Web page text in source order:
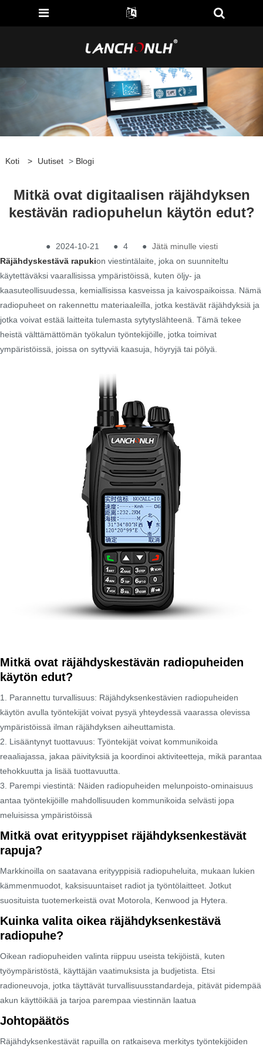
Koti > Uutiset > Blogi
Mitkä ovat digitaalisen räjähdyksen
kestävän radiopuhelun käytön edut?
● 2024-10-21 ● 4 ● Jätä minulle viesti
Räjähdyskestävä rapukion viestintälaite, joka on suunniteltu
käytettäväksi vaarallisissa ympäristöissä, kuten öljy- ja
kaasuteollisuudessa, kemiallisissa kasveissa ja kaivospaikoissa. Nämä
radiopuheet on rakennettu materiaaleilla, jotka kestävät räjähdyksiä ja
jotka voivat estää laitteita tulemasta sytytyslähteenä. Tämä tekee
heistä välttämättömän työkalun työntekijöille, jotka toimivat
ympäristöissä, joissa on syttyviä kaasuja, höyryjä tai pölyä.
Mitkä ovat räjähdyskestävän radiopuheiden
käytön edut?
1. Parannettu turvallisuus: Räjähdyksenkestävien radiopuheiden
käytön avulla työntekijät voivat pysyä yhteydessä vaarassa olevissa
ympäristöissä ilman räjähdyksen aiheuttamista.
2. Lisääntynyt tuottavuus: Työntekijät voivat kommunikoida
reaaliajassa, jakaa päivityksiä ja koordinoi aktiviteetteja, mikä parantaa
tehokkuutta ja lisää tuottavuutta.
3. Parempi viestintä: Näiden radiopuheiden melunpoisto-ominaisuus
antaa työntekijöille mahdollisuuden kommunikoida selvästi jopa
meluisissa ympäristöissä
Mitkä ovat erityyppiset räjähdyksenkestävät
rapuja?
Markkinoilla on saatavana erityyppisiä radiopuheluita, mukaan lukien
kämmenmuodot, kaksisuuntaiset radiot ja työntölaitteet. Jotkut
suosituista tuotemerkeistä ovat Motorola, Kenwood ja Hytera.
Kuinka valita oikea räjähdyksenkestävä
radiopuhe?
Oikean radiopuheiden valinta riippuu useista tekijöistä, kuten
työympäristöstä, käyttäjän vaatimuksista ja budjetista. Etsi
radioneuvoja, jotka täyttävät turvallisuusstandardeja, pitävät pidempää
akun käyttöikää ja tarjoa parempaa viestinnän laatua
Johtopäätös
Räjähdyksenkestävät rapuilla on ratkaiseva merkitys työntekijöiden